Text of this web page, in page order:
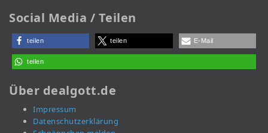
Social Media / Teilen
teilen teilen E-Mail
teilen
Über dealgott.de
Impressum
Datenschutzerklärung